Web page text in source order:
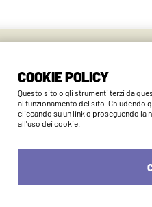
COOKIE POLICY
Questo sito o gli strumenti terzi da
al funzionamento del sito. Chiudendo
cliccando su un link o proseguendo la
all'uso dei cookie.